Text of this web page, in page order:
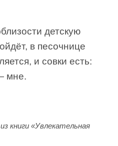
детскую
в песочнице
и совки есть:
мне.
книги «Увлекательная